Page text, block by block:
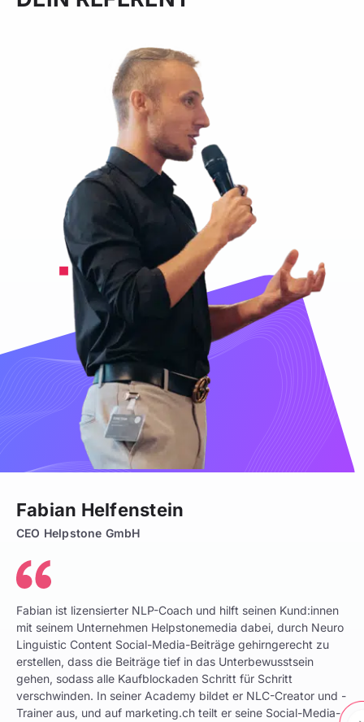
Fabian Helfenstein
CEO Helpstone GmbH
Fabian ist lizensierter NLP-Coach und hilft seinen Kund:innen
mit seinem Unternehmen Helpstonemedia dabei, durch Neuro
Linguistic Content Social-Media-Beiträge gehirngerecht zu
erstellen, dass die Beiträge tief in das Unterbewusstsein
gehen, sodass alle Kaufblockaden Schritt für Schritt
verschwinden. In seiner Academy bildet er NLC-Creator und -
Trainer aus, und auf marketing.ch teilt er seine Social-Media-